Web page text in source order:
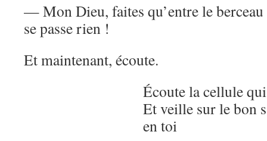
— Mon Dieu, faites qu’entre le
se passe rien !
Et maintenant, écoute.
Écoute la cellule
Et veille sur le bon
en toi